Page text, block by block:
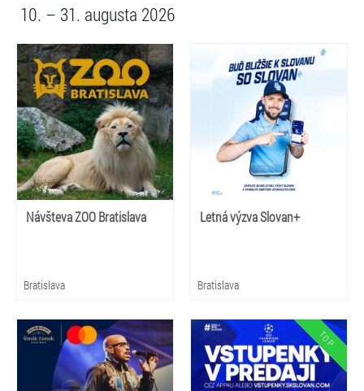
10. – 31. augusta 2026
Návšteva ZOO Bratislava
Bratislava
Letná výzva Slovan+
Bratislava